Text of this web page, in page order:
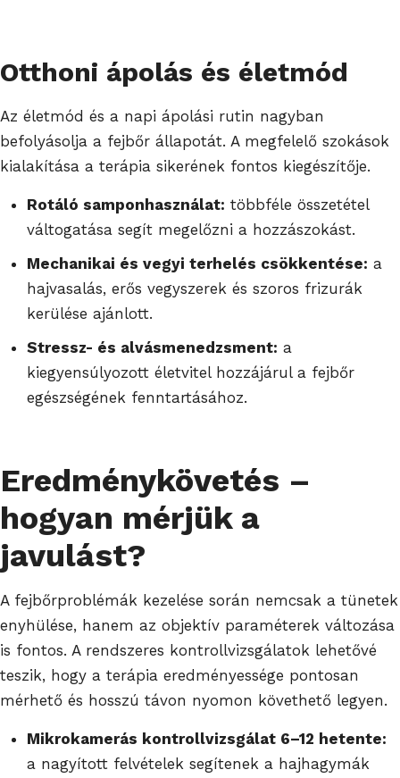
Otthoni ápolás és életmód
Az életmód és a napi ápolási rutin nagyban
befolyásolja a fejbőr állapotát. A megfelelő szokások
kialakítása a terápia sikerének fontos kiegészítője.
Rotáló samponhasználat: többféle összetétel
váltogatása segít megelőzni a hozzászokást.
Mechanikai és vegyi terhelés csökkentése: a
hajvasalás, erős vegyszerek és szoros frizurák
kerülése ajánlott.
Stressz- és alvásmenedzsment: a
kiegyensúlyozott életvitel hozzájárul a fejbőr
egészségének fenntartásához.
Eredménykövetés –
hogyan mérjük a
javulást?
A fejbőrproblémák kezelése során nemcsak a tünetek
enyhülése, hanem az objektív paraméterek változása
is fontos. A rendszeres kontrollvizsgálatok lehetővé
teszik, hogy a terápia eredményessége pontosan
mérhető és hosszú távon nyomon követhető legyen.
Mikrokamerás kontrollvizsgálat 6–12 hetente:
a nagyított felvételek segítenek a hajhagymák